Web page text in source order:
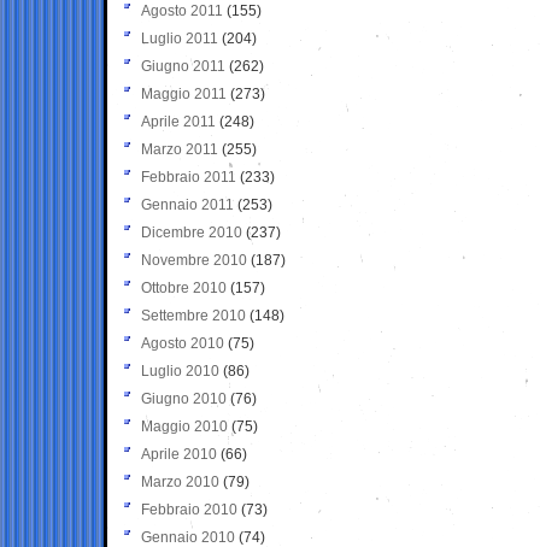
Agosto 2011 (155)
Luglio 2011 (204)
Giugno 2011 (262)
Maggio 2011 (273)
Aprile 2011 (248)
Marzo 2011 (255)
Febbraio 2011 (233)
Gennaio 2011 (253)
Dicembre 2010 (237)
Novembre 2010 (187)
Ottobre 2010 (157)
Settembre 2010 (148)
Agosto 2010 (75)
Luglio 2010 (86)
Giugno 2010 (76)
Maggio 2010 (75)
Aprile 2010 (66)
Marzo 2010 (79)
Febbraio 2010 (73)
Gennaio 2010 (74)